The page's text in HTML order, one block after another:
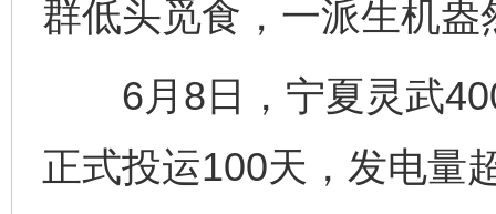
群低头觅食，一派生机盎
6月8日，宁夏灵武
正式投运100天，发电量